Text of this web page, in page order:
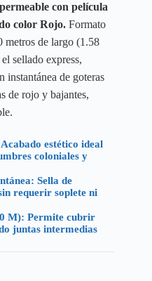
con película
color Rojo. Formato
metros de largo (1.58
sellado express,
instantánea de goteras
de rojo y bajantes,
estético ideal
coloniales y
Sella de
requerir soplete ni
M): Permite cubrir
juntas intermedias